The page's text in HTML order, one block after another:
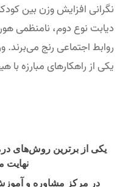
نگرانی افزایش وزن بین
دیابت نوع دوم، نامنظمی
روابط اجتماعی رنج
یکی از راهکارهای مبارزه
یکی از برترین روش‌های
نهایت
در مرکز مشاوره و آموزش